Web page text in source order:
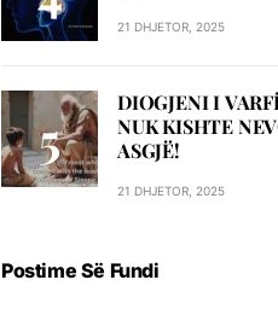
21 DHJETOR, 2025
DIOGJENI I
NUK KISHTE
ASGJË!
21 DHJETOR, 2025
Postime Së Fundi